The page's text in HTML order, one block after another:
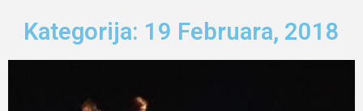
Kategorija: 19 Februara, 2018